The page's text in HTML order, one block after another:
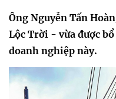
Ông Nguyễn Tấn
Lộc Trời - vừa được
doanh nghiệp này.